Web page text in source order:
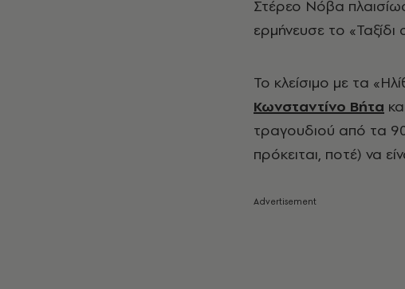
Στέρεο Νόβα
ερμήνευσε το «Ταξίδι
Το κλείσιμο με τα
Κωνσταντίνο Βήτα
τραγουδιού από τα
πρόκειται, ποτέ) να